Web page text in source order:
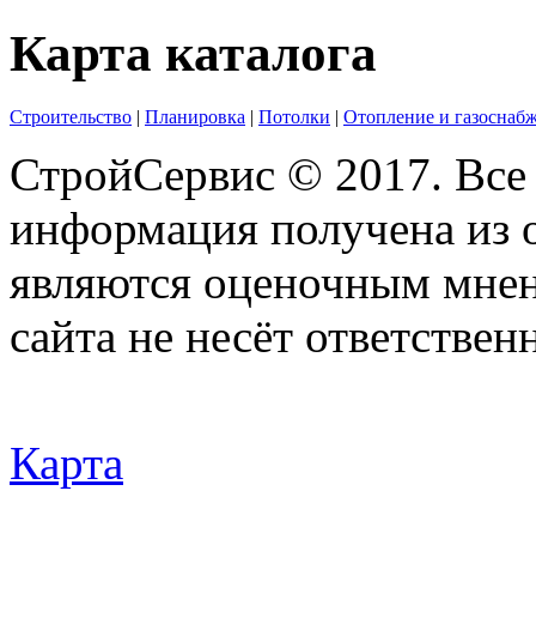
Карта каталога
Строительство | Планировка | Потолки | Отопление и
СтройСервис © 2017.
информация получена из
являются оценочным
сайта не несёт
Карта